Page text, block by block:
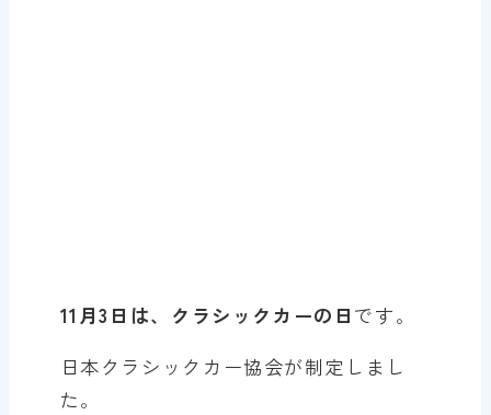
11月3日は、クラシックカーの日 です。
日本クラシックカー協会が制定しまし
た。